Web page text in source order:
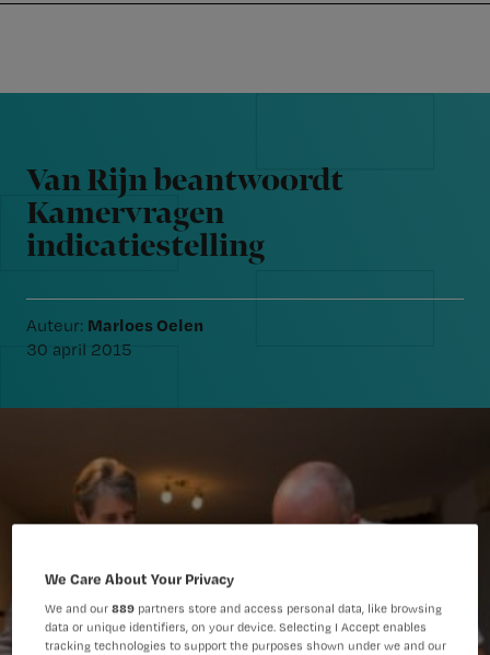
navigation
content
Nursing
Van Rijn beantwoordt
Kamervragen
indicatiestelling
Auteur: Marloes Oelen
30 april 2015
We Care About Your Privacy
We and our889 partners store and access personal data, like browsing
data or unique identifiers, on your device. Selecting I Accept enables
tracking technologies to support the purposes shown under we and our